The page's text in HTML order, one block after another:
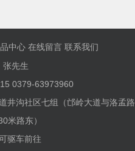
中心 在线留言 联系我们
张先生
0379-63973960
井沟社区七组（邙岭大道与洛孟路
米路东）
驱车前往